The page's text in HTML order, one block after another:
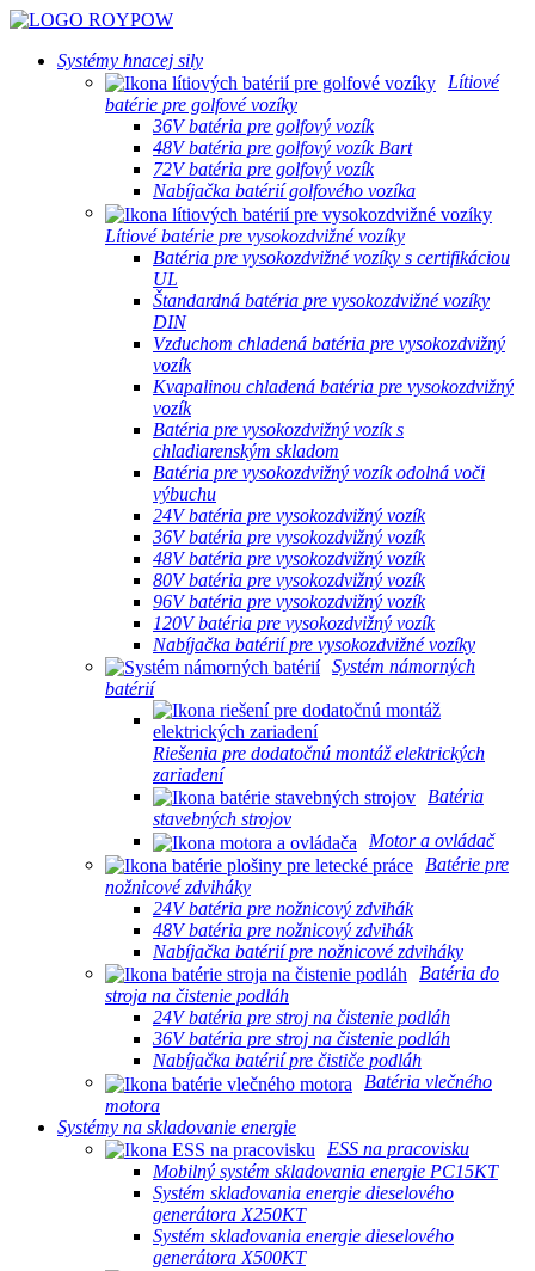
Systémy hnacej sily
Lítiové
batérie pre golfové vozíky
36V batéria pre golfový vozík
48V batéria pre golfový vozík Bart
72V batéria pre golfový vozík
Nabíjačka batérií golfového vozíka
Lítiové batérie pre vysokozdvižné vozíky
Batéria pre vysokozdvižné vozíky s certifikáciou
UL
Štandardná batéria pre vysokozdvižné vozíky
DIN
Vzduchom chladená batéria pre vysokozdvižný
vozík
Kvapalinou chladená batéria pre vysokozdvižný
vozík
Batéria pre vysokozdvižný vozík s
chladiarenským skladom
Batéria pre vysokozdvižný vozík odolná voči
výbuchu
24V batéria pre vysokozdvižný vozík
36V batéria pre vysokozdvižný vozík
48V batéria pre vysokozdvižný vozík
80V batéria pre vysokozdvižný vozík
96V batéria pre vysokozdvižný vozík
120V batéria pre vysokozdvižný vozík
Nabíjačka batérií pre vysokozdvižné vozíky
Systém námorných
batérií
Riešenia pre dodatočnú montáž elektrických
zariadení
Batéria
stavebných strojov
Motor a ovládač
Batérie pre
nožnicové zdviháky
24V batéria pre nožnicový zdvihák
48V batéria pre nožnicový zdvihák
Nabíjačka batérií pre nožnicové zdviháky
Batéria do
stroja na čistenie podláh
24V batéria pre stroj na čistenie podláh
36V batéria pre stroj na čistenie podláh
Nabíjačka batérií pre čističe podláh
Batéria vlečného
motora
Systémy na skladovanie energie
ESS na pracovisku
Mobilný systém skladovania energie PC15KT
Systém skladovania energie dieselového
generátora X250KT
Systém skladovania energie dieselového
generátora X500KT